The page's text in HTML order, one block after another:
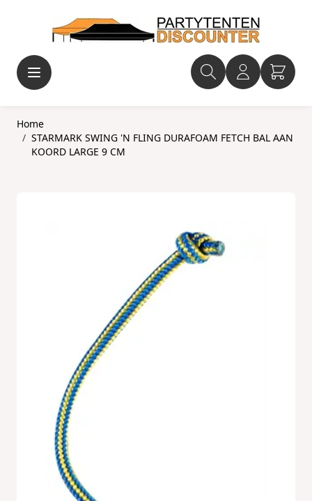
Home
/ STARMARK SWING 'N FLING DURAFOAM FETCH BAL AAN
KOORD LARGE 9 CM